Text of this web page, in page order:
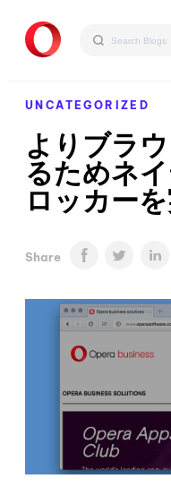
UNCATEGORIZED
よりブラ
るためネ
ロッカー
Share